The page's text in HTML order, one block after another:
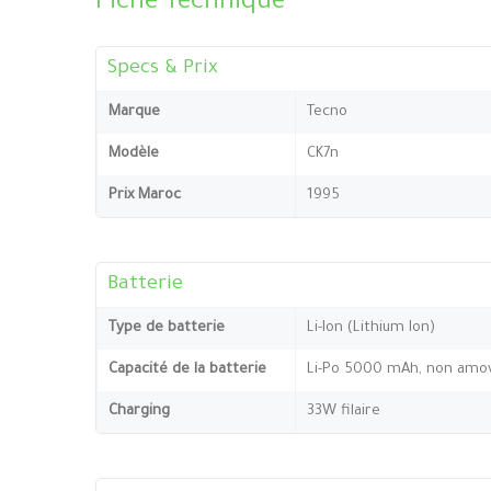
Specs & Prix
Marque Tecno
Modèle CK7n
Prix Maroc 1995
Batterie
Type de batterie Li-Ion (Lithium Ion)
Capacité de la batterie Li-Po 5000 mAh, non
Charging 33W filaire